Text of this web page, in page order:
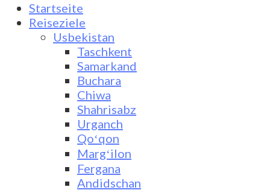
Startseite
Reiseziele
Usbekistan
Taschkent
Samarkand
Buchara
Chiwa
Shahrisabz
Urganch
Qoʻqon
Margʻilon
Fergana
Andidschan